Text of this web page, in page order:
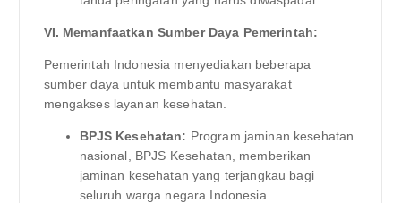
VI. Memanfaatkan Sumber Daya Pemerintah:
Pemerintah Indonesia menyediakan beberapa
sumber daya untuk membantu masyarakat
mengakses layanan kesehatan.
BPJS Kesehatan: Program jaminan kesehatan
nasional, BPJS Kesehatan, memberikan
jaminan kesehatan yang terjangkau bagi
seluruh warga negara Indonesia.